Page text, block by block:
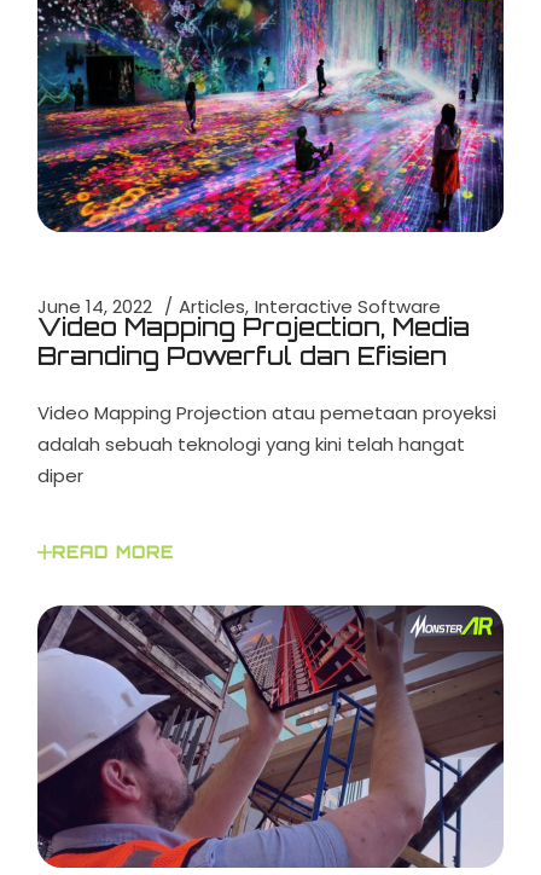
June 14, 2022 Articles Interactive Software
Video Mapping Projection, Media
Branding Powerful dan Efisien
Video Mapping Projection atau pemetaan proyeksi
adalah sebuah teknologi yang kini telah hangat
diper
READ MORE